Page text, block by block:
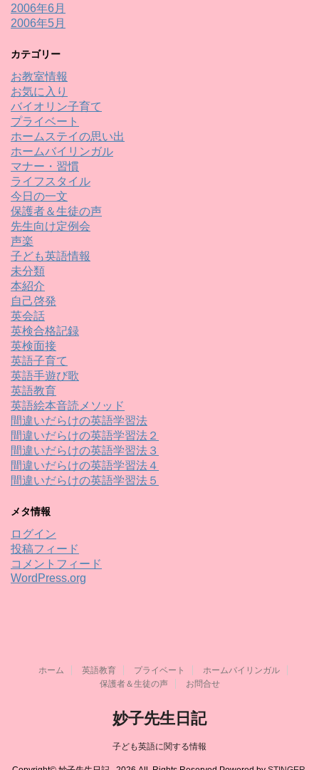
2006年6月
2006年5月
カテゴリー
お教室情報
お気に入り
バイオリン子育て
プライベート
ホームステイの思い出
ホームバイリンガル
マナー・習慣
ライフスタイル
今日の一文
保護者＆生徒の声
先生向け定例会
声楽
子ども英語情報
未分類
本紹介
自己啓発
英会話
英検合格記録
英検面接
英語子育て
英語手遊び歌
英語教育
英語絵本音読メソッド
間違いだらけの英語学習法
間違いだらけの英語学習法２
間違いだらけの英語学習法３
間違いだらけの英語学習法４
間違いだらけの英語学習法５
メタ情報
ログイン
投稿フィード
コメントフィード
WordPress.org
ホーム 英語教育 プライベート
ホームバイリンガル
保護者＆生徒の声
お問合せ
妙子先生日記
子ども英語に関する情報